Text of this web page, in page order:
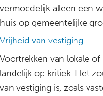
vermoedelijk alleen een
huis op gemeentelijke
Vrijheid van vestiging
Voortrekken van lokale
landelijk op kritiek. Het
van vestiging is, zoals